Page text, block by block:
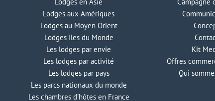
Lodges aux Amériques
Lodges au Moyen Orient
Lodges Iles du Monde
Les lodges par envie
Les lodges par activité
Les lodges par pays
Les parcs nationaux du monde
Les chambres d'hôtes en France
Kit
Offres
Qui